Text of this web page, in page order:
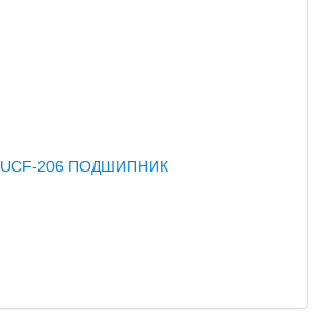
UCF-206 ПОДШИПНИК